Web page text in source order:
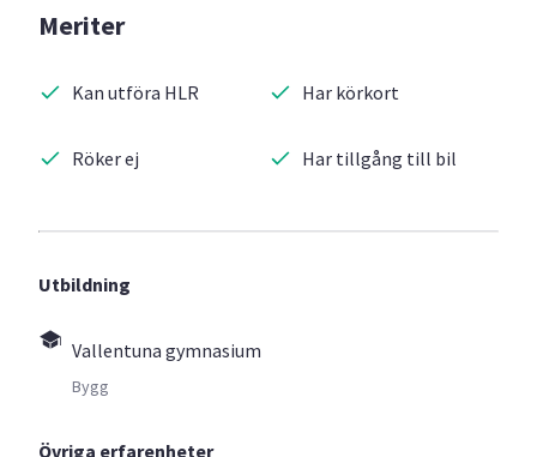
Meriter
Kan utföra HLR
Röker ej
Har körkort
Har tillgång till bil
Utbildning
Vallentuna gymnasium
Bygg
Övriga erfarenheter